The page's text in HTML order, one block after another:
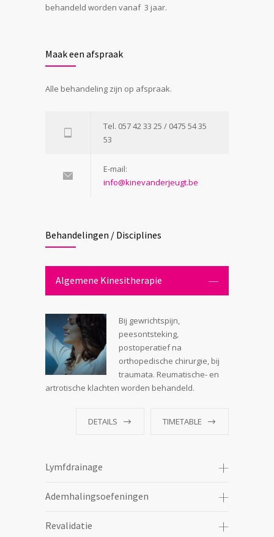
behandeld worden vanaf 3 jaar.
Maak een afspraak
Alle behandeling zijn op afspraak.
Tel. 057 42 33 25 / 0475 54 35
53
E-mail:
info@kinevanderjeugt.be
Behandelingen / Disciplines
Algemene Kinesitherapie
Bij gewrichtspijn,
peesontsteking,
postoperatief na
orthopedische chirurgie, bij
traumata. Reumatische- en
artrotische klachten worden behandeld.
TIMETABLE
DETAILS
Lymfdrainage
Ademhalingsoefeningen
Revalidatie